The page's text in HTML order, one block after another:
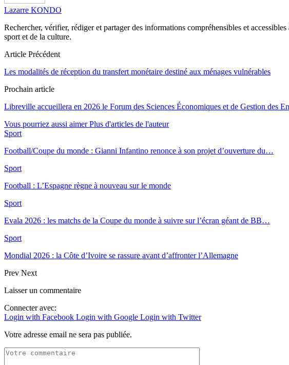
Lazarre KONDO
Rechercher, vérifier, rédiger et partager des informations compréhensibles et
sport et de la culture.
Article Précédent
Les modalités de réception du transfert monétaire destiné aux ménages vulnérables
Prochain article
Libreville accueillera en 2026 le Forum des Sciences Économiques et de Gestion des
Vous pourriez aussi aimer Plus d'articles de l'auteur
Sport
Football/Coupe du monde : Gianni Infantino renonce à son projet d’ouverture du…
Sport
Football : L’Espagne règne à nouveau sur le monde
Sport
Evala 2026 : les matchs de la Coupe du monde à suivre sur l’écran géant de BB…
Sport
Mondial 2026 : la Côte d’Ivoire se rassure avant d’affronter l’Allemagne
Prev Next
Laisser un commentaire
Connecter avec:
Login with Facebook Login with Google Login with Twitter
Votre adresse email ne sera pas publiée.